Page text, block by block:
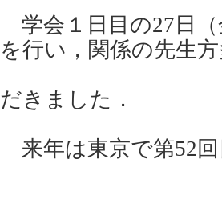
学会１日目の27日
を行い，関係の先生
だきました．
来年は東京で第52